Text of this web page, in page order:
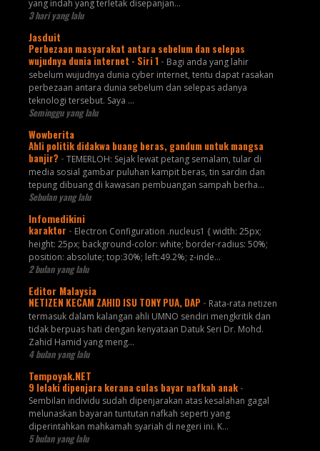
yang indah yang terletak disepanjan...
3 hari yang lalu
Jasduit
Perbezaan masyarakat antara sebelum dan selepas
wujudnya dunia internet - Siri 1 - Bagi anda yang lahir
sebelum wujudnya dunia cyber internet, tentu dapat rasakan
perbezaan antara dunia sebelum dan selepas adanya
teknologi tersebut. Saya ...
Seminggu yang lalu
Wowberita
Ahli politik didakwa buang beras, gandum untuk mangsa
banjir? - TEMERLOH: Sejak lewat petang semalam, tular di
media sosial gambar puluhan kampit beras, tin sardin dan
tepung dibuang di kawasan pembuangan sampah berha...
Sebulan yang lalu
Infomedikini
karaktor - Electron Configuration .nucleus1 { width: 25px;
height: 25px; background-color: white; border-radius: 50%;
position: absolute; top:30%; left:49.2%; z-inde...
2 bulan yang lalu
Editor Malaysia
NETIZEN KECAM ZAHID ISU TONY PUA, DAP - Rata-rata netizen
termasuk dalam kalangan ahli UMNO sendiri mengkritik dan
tidak berpuas hati dengan kenyataan Datuk Seri Dr. Mohd.
Zahid Hamid yang meng...
4 bulan yang lalu
Tempoyak.NET
9 lelaki dipenjara kerana culas bayar nafkah anak -
Sembilan individu sudah dipenjarakan atas kesalahan gagal
melunaskan bayaran tuntutan nafkah seperti yang
diperintahkan mahkamah syariah di negeri ini. K...
5 bulan yang lalu